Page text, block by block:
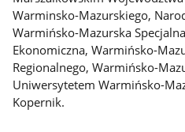
Warminsko-Mazurskiego,
Warmińsko-Mazurska
Ekonomiczna, Warmińsko-
Regionalnego, Warmińsko-
Uniwersytetem Warmińsko-
Kopernik.